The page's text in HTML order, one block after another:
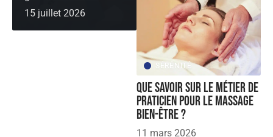
15 juillet 2026
SÉRÉNITÉ
Que savoir sur le métier de
praticien pour le massage
bien-être ?
11 mars 2026